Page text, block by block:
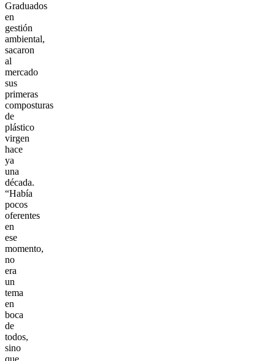
Graduados
en
gestión
ambiental,
sacaron
al
mercado
sus
primeras
composturas
de
plástico
virgen
hace
ya
una
década.
“Había
pocos
oferentes
en
ese
momento,
no
era
un
tema
en
boca
de
todos,
sino